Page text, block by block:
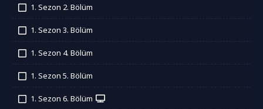
1. Sezon 2. Bölüm
1. Sezon 3. Bölüm
1. Sezon 4. Bölüm
1. Sezon 5. Bölüm
1. Sezon 6. Bölüm